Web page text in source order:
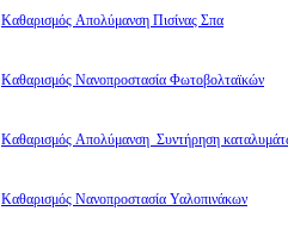
Καθαρισμός Απολύμανση Πισίνας Σπα
Καθαρισμός Νανοπροστασία Φωτοβολταϊκών
Καθαρισμός Απολύμανση Συντήρηση
Καθαρισμός Νανοπροστασία Υαλοπινάκων